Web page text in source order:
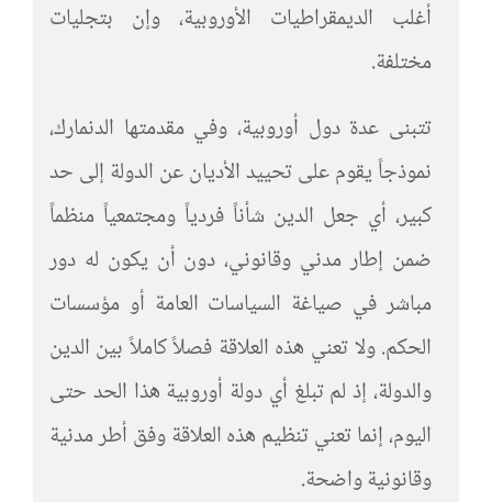
أغلب الديمقراطيات الأوروبية، وإن بتجليات
مختلفة.
تتبنى عدة دول أوروبية، وفي مقدمتها الدنمارك،
نموذجاً يقوم على تحييد الأديان عن الدولة إلى حد
كبير، أي جعل الدين شأناً فردياً ومجتمعياً منظماً
ضمن إطار مدني وقانوني، دون أن يكون له دور
مباشر في صياغة السياسات العامة أو مؤسسات
الحكم. ولا تعني هذه العلاقة فصلاً كاملاً بين الدين
والدولة، إذ لم تبلغ أي دولة أوروبية هذا الحد حتى
اليوم، إنما تعني تنظيم هذه العلاقة وفق أطر مدنية
وقانونية واضحة.